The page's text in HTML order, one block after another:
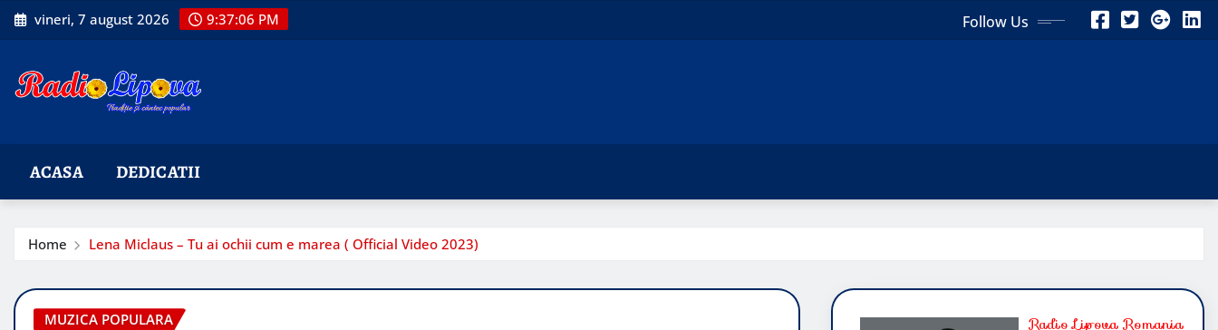
Skip
to
vineri, 7 august 2026 9:37:07 PM Follow Us
ACASA DEDICATII
Home Lena Miclaus – Tu ai ochii cum e marea ( Official Video 2023)
MUZICA POPULARA